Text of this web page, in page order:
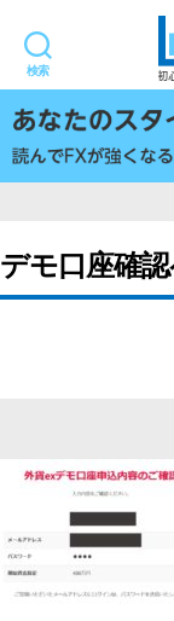
検索
デモ口座確